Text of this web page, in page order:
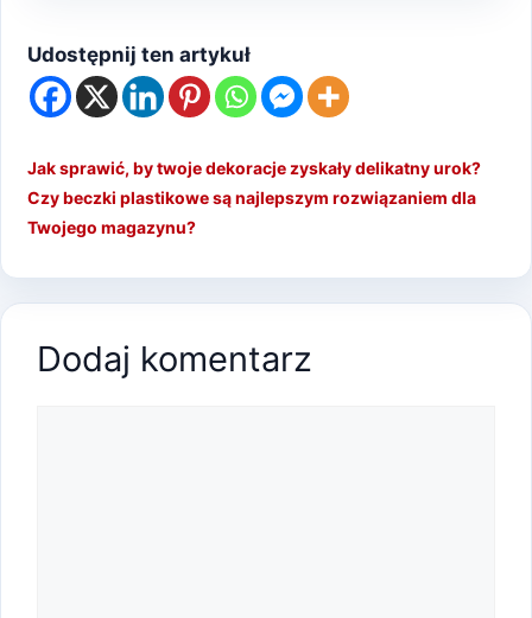
Udostępnij ten artykuł
Jak sprawić, by twoje dekoracje zyskały delikatny urok?
Czy beczki plastikowe są najlepszym rozwiązaniem dla
Twojego magazynu?
Dodaj komentarz